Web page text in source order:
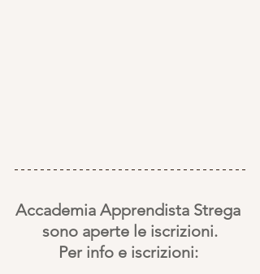
Accademia Apprendista Strega
sono aperte le iscrizioni.
Per info e iscrizioni: